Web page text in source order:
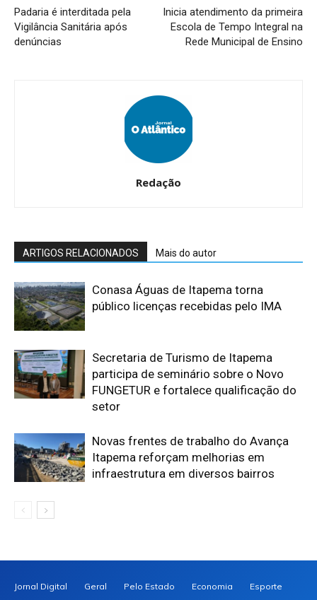
Padaria é interditada pela
Vigilância Sanitária após
denúncias
Inicia atendimento da primeira
Escola de Tempo Integral na
Rede Municipal de Ensino
Redação
ARTIGOS RELACIONADOS Mais do autor
Conasa Águas de Itapema torna
público licenças recebidas pelo IMA
Secretaria de Turismo de Itapema
participa de seminário sobre o Novo
FUNGETUR e fortalece qualificação do
setor
Novas frentes de trabalho do Avança
Itapema reforçam melhorias em
infraestrutura em diversos bairros
Jornal Digital Geral Pelo Estado Economia
Esporte